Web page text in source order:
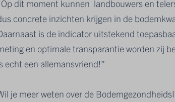
dit moment kunnen landbouwers en
concrete inzichten krijgen in de
is de indicator uitstekend
en optimale transparantie worden zij
echt een allemansvriend!”
je meer weten over de